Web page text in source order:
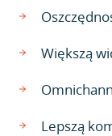
Większą
Lepszą